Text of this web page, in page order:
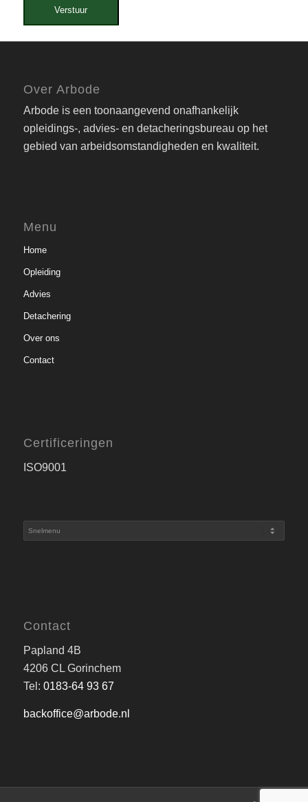
Verstuur
Over Arbode
Arbode is een toonaangevend onafhankelijk
opleidings-, advies- en detacheringsbureau op het
gebied van arbeidsomstandigheden en kwaliteit.
Menu
Home
Opleiding
Advies
Detachering
Over ons
Contact
Certificeringen
ISO9001
Contact
Papland 4B
4206 CL Gorinchem
Tel: 0183-64 93 67
backoffice@arbode.nl